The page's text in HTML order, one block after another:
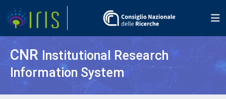
CNR Institutional Research
Information System